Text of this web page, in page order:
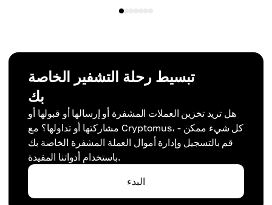
تبسيط رحلة التشفير الخاصة
بك
هل تريد تخزين العملات المشفرة أو إرسالها أو قبولها أو
مشاركتها أو تداولها؟ مع Cryptomus، كل شيء ممكن -
قم بالتسجيل وإدارة أموال العملة المشفرة الخاصة بك
باستخدام أدواتنا المفيدة.
البدء